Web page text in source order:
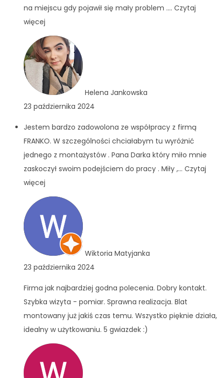
na miejscu gdy pojawił się mały problem .... Czytaj
więcej
Helena Jankowska
23 października 2024
Jestem bardzo zadowolona ze współpracy z firmą
FRANKO. W szczególności chciałabym tu wyróżnić
jednego z montażystów . Pana Darka który miło mnie
zaskoczył swoim podejściem do pracy . Miły ,... Czytaj
więcej
Wiktoria Matyjanka
23 października 2024
Firma jak najbardziej godna polecenia. Dobry kontakt.
Szybka wizyta - pomiar. Sprawna realizacja. Blat
montowany już jakiś czas temu. Wszystko pięknie działa,
idealny w użytkowaniu. 5 gwiazdek :)